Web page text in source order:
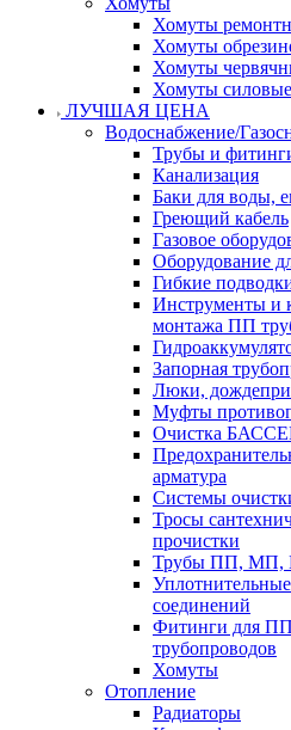
Хомуты
Хомуты
Хомуты
Хомуты силовые
ЛУЧШАЯ ЦЕНА
Водоснабжение/
Трубы и
Канализация
Баки для воды,
Греющий кабель
Газовое
Оборудование
Гибкие
Инструменты и
монтажа ПП
Запорная
Люки,
Муфты
Очистка
арматура
Системы
Тросы
прочистки
Трубы ПП, МП,
соединений
Фитинги для
трубопроводов
Хомуты
Отопление
Радиаторы